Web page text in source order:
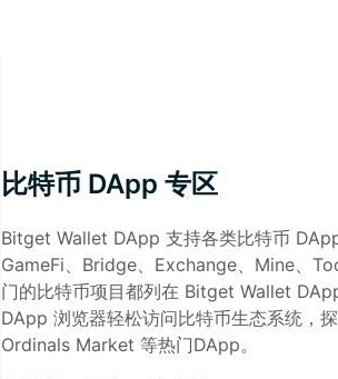
比特币 DApp 专区
Bitget Wallet DApp 支持各类比特币
GameFi、Bridge、Exchange、Mine、
门的比特币项目都列在 Bitget Wallet
DApp 浏览器轻松访问比特币生态系统，
Ordinals Market 等热门DApp。